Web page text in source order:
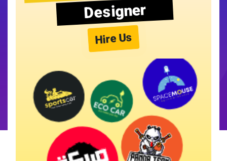
Designer
Hire Us